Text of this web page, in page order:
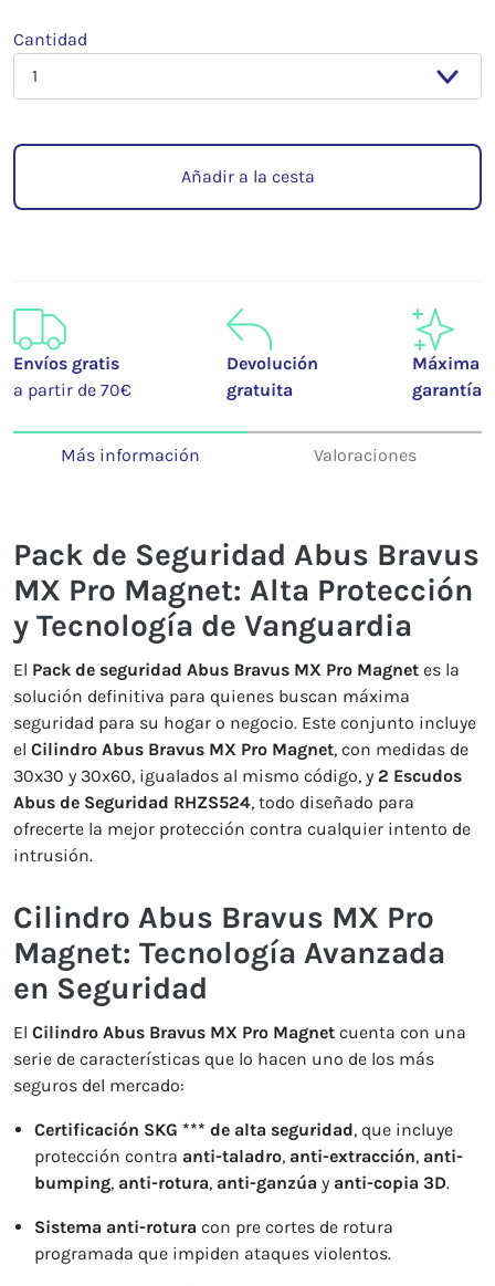
Cantidad
Añadir a la cesta
Envíos gratis
a partir de 70€
Devolución
gratuita
Máxima
garantía
Más información Valoraciones
Pack de Seguridad Abus Bravus
MX Pro Magnet: Alta Protección
y Tecnología de Vanguardia
El Pack de seguridad Abus Bravus MX Pro Magnet es la
solución definitiva para quienes buscan máxima
seguridad para su hogar o negocio. Este conjunto incluye
el Cilindro Abus Bravus MX Pro Magnet, con medidas de
30x30 y 30x60, igualados al mismo código, y 2 Escudos
Abus de Seguridad RHZS524, todo diseñado para
ofrecerte la mejor protección contra cualquier intento de
intrusión.
Cilindro Abus Bravus MX Pro
Magnet: Tecnología Avanzada
en Seguridad
El Cilindro Abus Bravus MX Pro Magnet cuenta con una
serie de características que lo hacen uno de los más
seguros del mercado:
Certificación SKG *** de alta seguridad, que incluye
protección contra anti-taladro, anti-extracción, anti-
bumping, anti-rotura, anti-ganzúa y anti-copia 3D.
Sistema anti-rotura con pre cortes de rotura
programada que impiden ataques violentos.